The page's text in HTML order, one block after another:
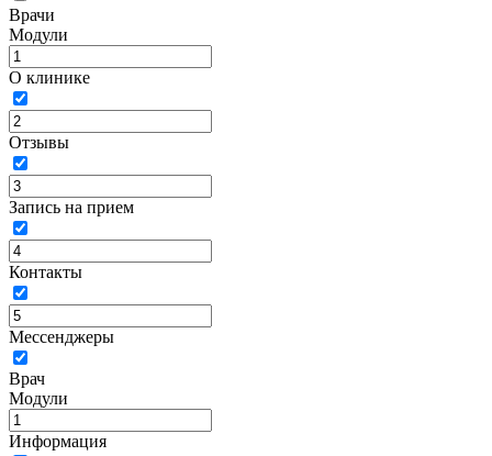
Врачи
Модули
О клинике
Отзывы
Запись на прием
Контакты
Мессенджеры
Врач
Модули
Информация